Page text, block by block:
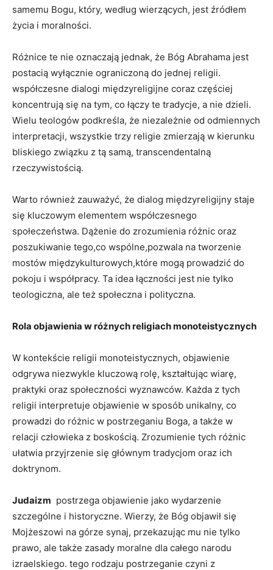
samemu Bogu, ‌który, według wierzących, jest źródłem​
życia i⁣ moralności.
Różnice⁤ te nie oznaczają⁢ jednak, ⁤że Bóg Abrahama⁤ jest
⁣postacią wyłącznie‌ ograniczoną do ‍jednej religii.
⁤współczesne dialogi międzyreligijne⁤ coraz częściej
koncentrują się na⁣ tym, co łączy​ te tradycje, a nie‍ dzieli.
Wielu‍ teologów podkreśla, że niezależnie od odmiennych
interpretacji, ‍wszystkie trzy religie zmierzają w kierunku
‌bliskiego związku z tą ⁣samą,‌ transcendentalną
‌rzeczywistością.
Warto również zauważyć, że dialog‍ międzyreligijny staje
się kluczowym ‌elementem współczesnego
społeczeństwa.‌ Dążenie do ⁤zrozumienia różnic ​oraz
poszukiwanie tego,co‍ wspólne,pozwala ‌na tworzenie
mostów międzykulturowych,które mogą prowadzić do
⁤pokoju i współpracy. Ta idea łączności jest nie tylko
teologiczna, ale⁤ też społeczna ​i‌ polityczna.
Rola ⁣objawienia⁣ w⁢ różnych ‍religiach ​monoteistycznych
W kontekście‍ religii monoteistycznych, objawienie
odgrywa niezwykle ⁢kluczową rolę, kształtując wiarę,
praktyki oraz społeczności wyznawców.⁣ Każda z tych
religii interpretuje objawienie ‍w ⁤sposób unikalny, co
prowadzi do różnic w postrzeganiu Boga, ‍a także w
⁤relacji człowieka‍ z boskością. Zrozumienie ​tych różnic
ułatwia przyjrzenie się głównym tradycjom⁤ oraz ich
doktrynom.
Judaizm ‍ postrzega objawienie jako⁣ wydarzenie
szczególne i historyczne. Wierzy, że ⁣Bóg objawił się
Mojżeszowi na górze synaj, przekazując⁢ mu nie tylko
prawo, ale​ także zasady‍ moralne dla ‍całego⁢ narodu‍
izraelskiego. ⁣tego rodzaju ​postrzeganie czyni z⁢